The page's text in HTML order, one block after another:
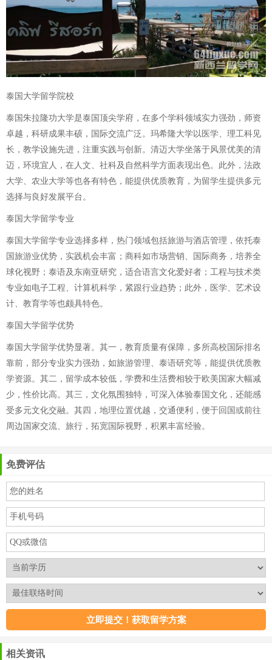
泰国大学留学院校
泰国朱拉隆功大学是泰国顶尖学府，在多个学科领域实力强劲，师资
卓越，科研成果丰硕，国际交流广泛。玛希隆大学以医学、理工科见
长，教学设施先进，注重实践与创新。清迈大学坐落于风景优美的清
迈，环境宜人，在人文、社科及自然科学方面表现出色。此外，法政
大学、农业大学等也各有特色，能提供优质教育，为留学生提供多元
选择与良好发展平台。
泰国大学留学专业
泰国大学留学专业选择多样，热门领域包括旅游与酒店管理，依托泰
国旅游业优势，实践机会丰富；商科如市场营销、国际商务，培养全
球化视野；泰语及东南亚研究，适合语言文化爱好者；工程与技术类
专业如电子工程、计算机科学，紧跟行业趋势；此外，医学、艺术设
计、教育学等也颇具特色。
泰国大学留学优势
泰国大学留学优势显著。其一，教育质量有保障，多所高校国际排名
靠前，部分专业实力强劲，如旅游管理、泰语研究等，能提供优质教
学资源。其二，留学成本较低，学费和生活费相较于欧美国家大幅减
少，性价比高。其三，文化氛围独特，可深入体验泰国文化，还能感
受多元文化交融。其四，地理位置优越，交通便利，便于回国或前往
周边国家交流、旅行，拓宽国际视野，积累丰富经验。
免费评估
相关资讯